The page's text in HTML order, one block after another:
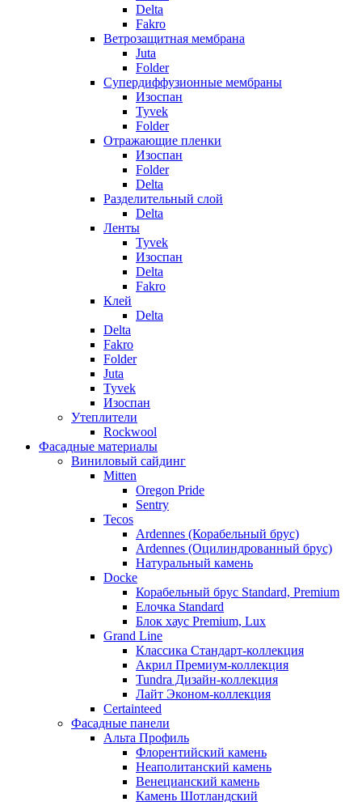
Delta
Fakro
Ветрозащитная мембрана
Juta
Folder
Супердиффузионные мембраны
Изоспан
Tyvek
Folder
Отражающие пленки
Изоспан
Folder
Delta
Разделительный слой
Delta
Ленты
Tyvek
Изоспан
Delta
Fakro
Клей
Delta
Delta
Fakro
Folder
Juta
Tyvek
Изоспан
Утеплители
Rockwool
Фасадные материалы
Виниловый сайдинг
Mitten
Oregon Pride
Sentry
Tecos
Ardennes (Корабельный брус)
Ardennes (Оцилиндрованный брус)
Натуральный камень
Docke
Корабельный брус Standard, Premium
Елочка Standard
Блок хаус Premium, Lux
Grand Line
Классика Стандарт-коллекция
Акрил Премиум-коллекция
Tundra Дизайн-коллекция
Лайт Эконом-коллекция
Certainteed
Фасадные панели
Альта Профиль
Флорентийский камень
Неаполитанский камень
Венецианский камень
Камень Шотландский